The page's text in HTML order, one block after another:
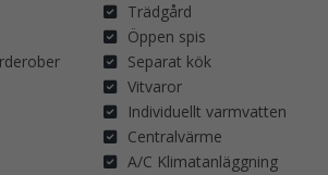
Trädgård
Öppen spis
Separat kök
Vitvaror
Individuellt varmvatten
Centralvärme
A/C Klimatanläggning